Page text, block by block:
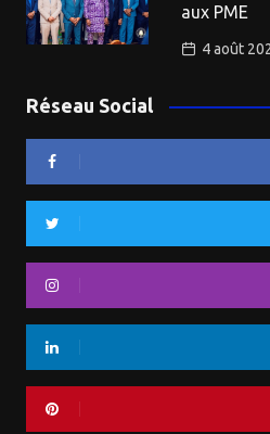
aux PME
4 août
Réseau Social